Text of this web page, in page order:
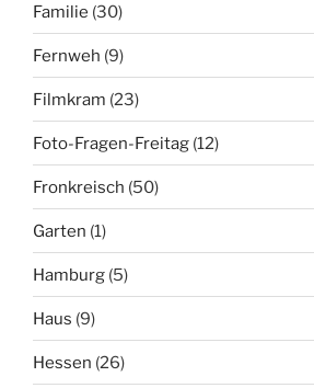
Familie (30)
Fernweh (9)
Filmkram (23)
Foto-Fragen-Freitag (12)
Fronkreisch (50)
Garten (1)
Hamburg (5)
Haus (9)
Hessen (26)